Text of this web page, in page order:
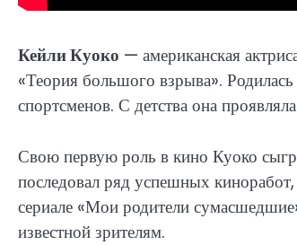
Кейли Куоко — американская
«Теория большого взрыва».
спортсменов. С детства она
Свою первую роль в кино Куоко
последовал ряд успешных
сериале «Мои родители
известной зрителям.